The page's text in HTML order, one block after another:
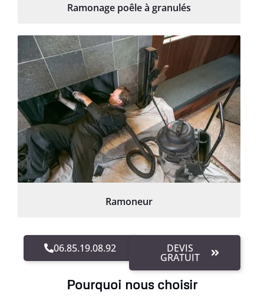
Ramonage poêle à granulés
Ramoneur
06.85.19.08.92 DEVIS
GRATUIT
Pourquoi nous choisir